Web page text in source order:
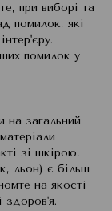
при виборі та
помилок, які
помилок у
на загальний
зі шкірою,
льон) є більш
на якості
здоров'я.